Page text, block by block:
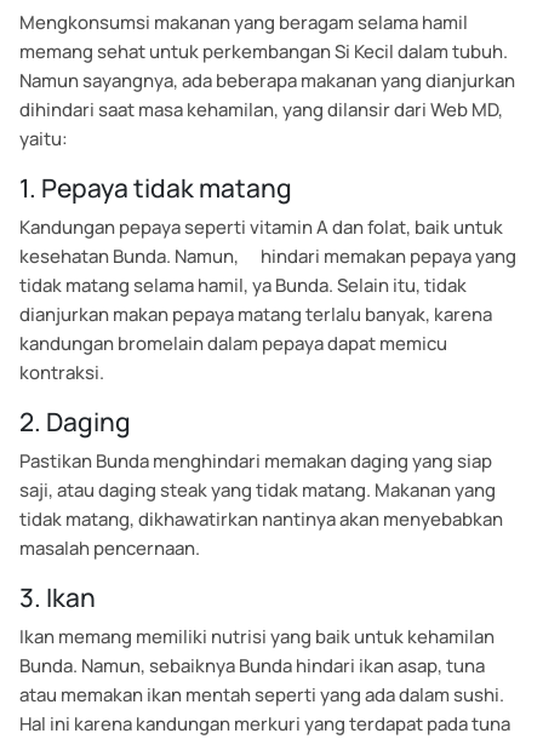
Mengkonsumsi makanan yang beragam selama hamil
memang sehat untuk perkembangan Si Kecil dalam tubuh.
Namun sayangnya, ada beberapa makanan yang dianjurkan
dihindari saat masa kehamilan, yang dilansir dari Web MD,
yaitu:
1. Pepaya tidak matang
Kandungan pepaya seperti vitamin A dan folat, baik untuk
kesehatan Bunda. Namun, hindari memakan pepaya yang
tidak matang selama hamil, ya Bunda. Selain itu, tidak
dianjurkan makan pepaya matang terlalu banyak, karena
kandungan bromelain dalam pepaya dapat memicu
kontraksi.
2. Daging
Pastikan Bunda menghindari memakan daging yang siap
saji, atau daging steak yang tidak matang. Makanan yang
tidak matang, dikhawatirkan nantinya akan menyebabkan
masalah pencernaan.
3. Ikan
Ikan memang memiliki nutrisi yang baik untuk kehamilan
Bunda. Namun, sebaiknya Bunda hindari ikan asap, tuna
atau memakan ikan mentah seperti yang ada dalam sushi.
Hal ini karena kandungan merkuri yang terdapat pada tuna